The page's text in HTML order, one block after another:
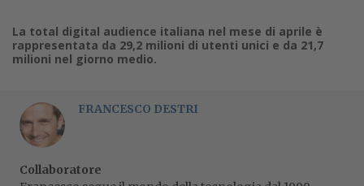
La total digital audience italiana nel mese di aprile è
rappresentata da 29,2 milioni di utenti unici e da 21,7
milioni nel giorno medio.
FRANCESCO DESTRI
Collaboratore